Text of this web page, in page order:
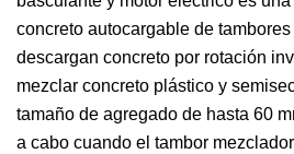
concreto autocargable de
descargan concreto por rotación
mezclar concreto plástico y
tamaño de agregado de hasta 60
a cabo cuando el tambor